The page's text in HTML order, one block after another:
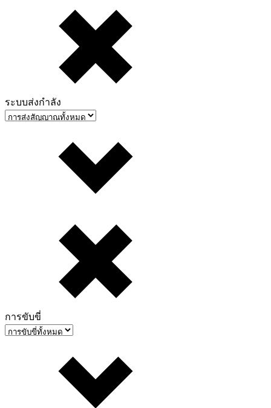
ระบบส่งกำลัง
การขับขี่